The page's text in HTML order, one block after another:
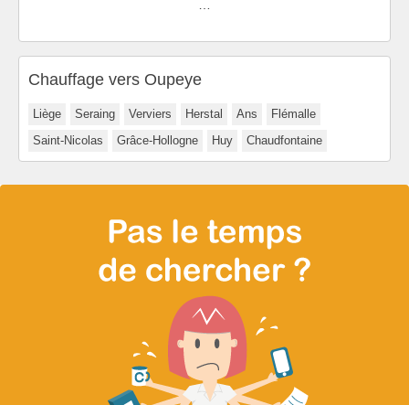
Chauffage vers Oupeye
Liège Seraing Verviers Herstal Ans
Flémalle
Saint-Nicolas
Grâce-Hollogne Huy Chaudfontaine